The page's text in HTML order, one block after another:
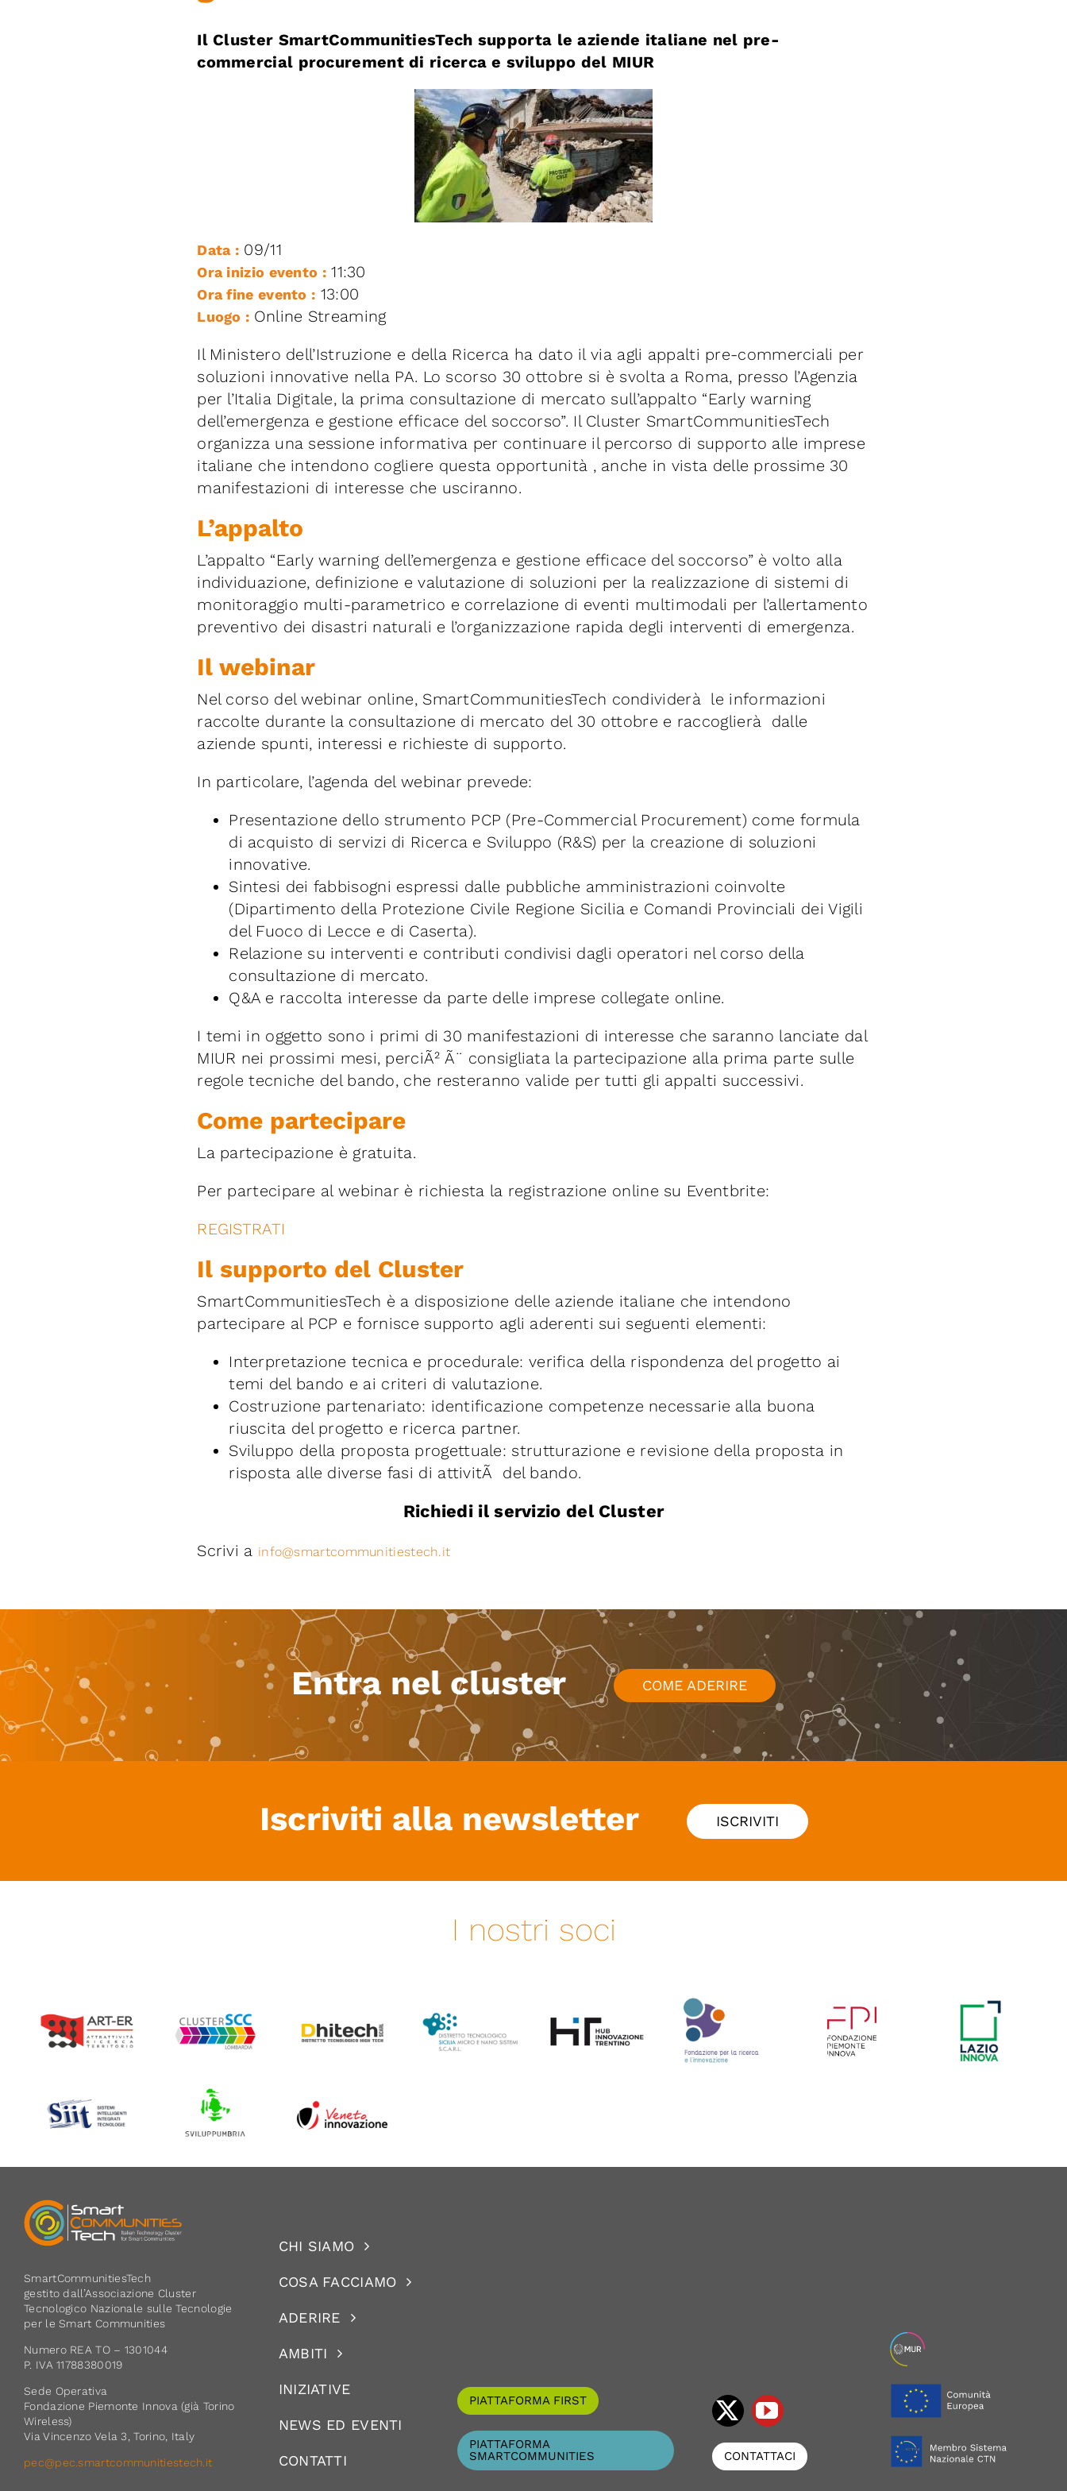
Il Cluster SmartCommunitiesTech supporta le aziende italiane nel pre-
commercial procurement di ricerca e sviluppo del MIUR
Data : 09/11
Ora inizio evento :11:30
Ora fine evento : 13:00
Luogo : Online Streaming
Il Ministero dell’Istruzione e della Ricerca ha dato il via agli appalti pre-commerciali per
soluzioni innovative nella PA. Lo scorso 30 ottobre si è svolta a Roma, presso l’Agenzia
per l’Italia Digitale, la prima consultazione di mercato sull’appalto “Early warning
dell’emergenza e gestione efficace del soccorso”. Il Cluster SmartCommunitiesTech
organizza una sessione informativa per continuare il percorso di supporto alle imprese
italiane che intendono cogliere questa opportunità , anche in vista delle prossime 30
manifestazioni di interesse che usciranno.
L’appalto
L’appalto “Early warning dell’emergenza e gestione efficace del soccorso” è volto alla
individuazione, definizione e valutazione di soluzioni per la realizzazione di sistemi di
monitoraggio multi-parametrico e correlazione di eventi multimodali per l’allertamento
preventivo dei disastri naturali e l’organizzazione rapida degli interventi di emergenza.
Il webinar
Nel corso del webinar online, SmartCommunitiesTech condividerà le informazioni
raccolte durante la consultazione di mercato del 30 ottobre e raccoglierà dalle
aziende spunti, interessi e richieste di supporto.
In particolare, l’agenda del webinar prevede:
Presentazione dello strumento PCP (Pre-Commercial Procurement) come formula
di acquisto di servizi di Ricerca e Sviluppo (R&S) per la creazione di soluzioni
innovative.
Sintesi dei fabbisogni espressi dalle pubbliche amministrazioni coinvolte
(Dipartimento della Protezione Civile Regione Sicilia e Comandi Provinciali dei Vigili
del Fuoco di Lecce e di Caserta).
Relazione su interventi e contributi condivisi dagli operatori nel corso della
consultazione di mercato.
Q&A e raccolta interesse da parte delle imprese collegate online.
I temi in oggetto sono i primi di 30 manifestazioni di interesse che saranno lanciate dal
MIUR nei prossimi mesi, perciÃ² Ã¨ consigliata la partecipazione alla prima parte sulle
regole tecniche del bando, che resteranno valide per tutti gli appalti successivi.
Come partecipare
La partecipazione è gratuita.
Per partecipare al webinar è richiesta la registrazione online su Eventbrite:
REGISTRATI
Il supporto del Cluster
SmartCommunitiesTech è a disposizione delle aziende italiane che intendono
partecipare al PCP e fornisce supporto agli aderenti sui seguenti elementi:
Interpretazione tecnica e procedurale: verifica della rispondenza del progetto ai
temi del bando e ai criteri di valutazione.
Costruzione partenariato: identificazione competenze necessarie alla buona
riuscita del progetto e ricerca partner.
Sviluppo della proposta progettuale: strutturazione e revisione della proposta in
risposta alle diverse fasi di attivitÃ del bando.
Richiedi il servizio del Cluster
Scrivi a info@smartcommunitiestech.it
Entra nel cluster COME ADERIRE
Iscriviti alla newsletter ISCRIVITI
I nostri soci
SmartCommunitiesTech
gestito dall’Associazione Cluster
Tecnologico Nazionale sulle Tecnologie
per le Smart Communities
Numero REA TO – 1301044
P. IVA 11788380019
Sede Operativa
Fondazione Piemonte Innova (già Torino
Wireless)
Via Vincenzo Vela 3, Torino, Italy
pec@pec.smartcommunitiestech.it
CHI SIAMO
COSA FACCIAMO
ADERIRE
AMBITI
INIZIATIVE
NEWS ED EVENTI
CONTATTI
PIATTAFORMA FIRST
PIATTAFORMA
SMARTCOMMUNITIES
CONTATTACI